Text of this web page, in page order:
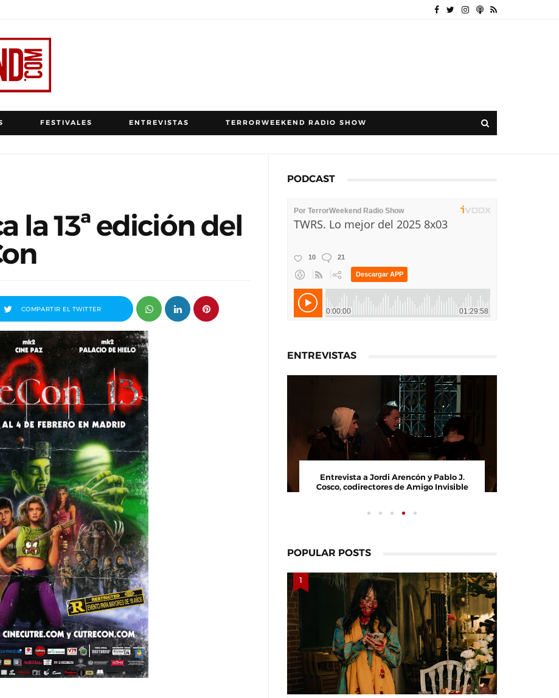
FESTIVALES ENTREVISTAS TERRORWEEKEND RADIO SHOW
la 13ª edición del
COMPARTIR EL TWITTER
PODCAST
ENTREVISTAS
Entrevista a Jordi
Cosco, codirectores de
Entrevista a Paco Arasanz, director y
guionista de Nos Veremos Esta Noche,
Entrevista a Javier Rueda, organizador
del Madd Film Market
POPULAR POSTS